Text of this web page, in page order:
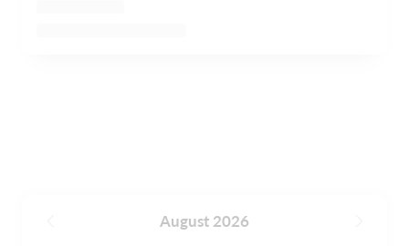
August 2026